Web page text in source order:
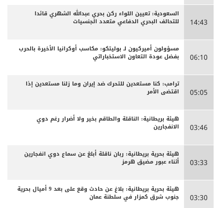
14:43
السعودية: تعيين اللواء ركن بحري عبدالله الشهري قائدا
للتحالف البحري الدفاعي متعدد الجنسيات
06:10
مسؤولون أميركيون لـ بوليتكو: مكاسب أوكرانيا الأخيرة بالحرب
بفضل عودة التعاون الاستخباراتي
05:05
ترامب: كنا مستعدين للتحرك ضد إيران وما زلنا مستعدين إذا
اقتضى الأمر
03:46
هيئة بريطانية: الناقلة والطاقم بخير ولا أضرار رغم دوي
الانفجارين
03:33
هيئة بحرية بريطانية: ربان ناقلة أبلغ عن سماع دوي انفجارين
أثناء عبور مضيق هرمز
03:30
هيئة بحرية بريطانية: بلاغ عن حادث وقع على بعد 9 أميال بحرية
جنوب شرق كمزار في سلطنة عمان